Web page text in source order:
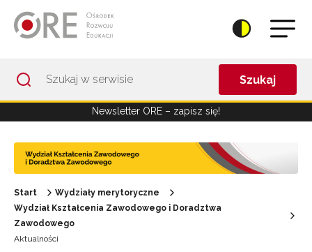
Szukaj
Newsletter ORE – zapisz się!
Start
Wydziały merytoryczne
Wydział Kształcenia Zawodowego i Doradztwa
Zawodowego
Aktualności